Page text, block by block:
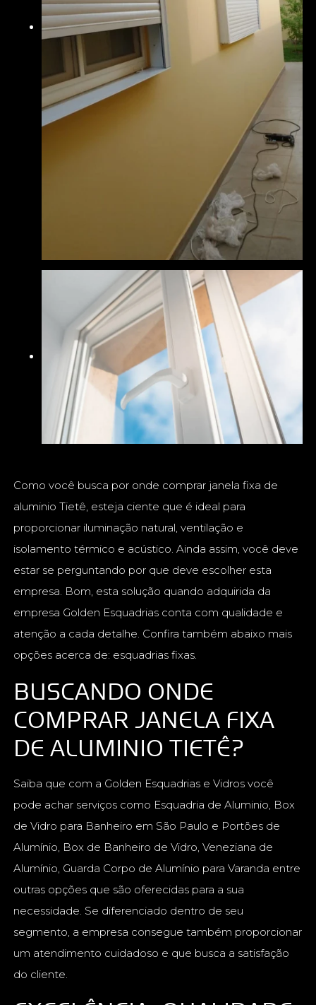
Como você busca por onde comprar janela fixa de
aluminio Tietê, esteja ciente que é ideal para
proporcionar iluminação natural, ventilação e
isolamento térmico e acústico. Ainda assim, você deve
estar se perguntando por que deve escolher esta
empresa. Bom, esta solução quando adquirida da
empresa Golden Esquadrias conta com qualidade e
atenção a cada detalhe. Confira também abaixo mais
opções acerca de: esquadrias fixas.
BUSCANDO ONDE
COMPRAR JANELA FIXA
DE ALUMINIO TIETÊ?
Saiba que com a Golden Esquadrias e Vidros você
pode achar serviços como Esquadria de Aluminio, Box
de Vidro para Banheiro em São Paulo e Portões de
Alumínio, Box de Banheiro de Vidro, Veneziana de
Alumínio, Guarda Corpo de Alumínio para Varanda entre
outras opções que são oferecidas para a sua
necessidade. Se diferenciado dentro de seu
segmento, a empresa consegue também proporcionar
um atendimento cuidadoso e que busca a satisfação
do cliente.